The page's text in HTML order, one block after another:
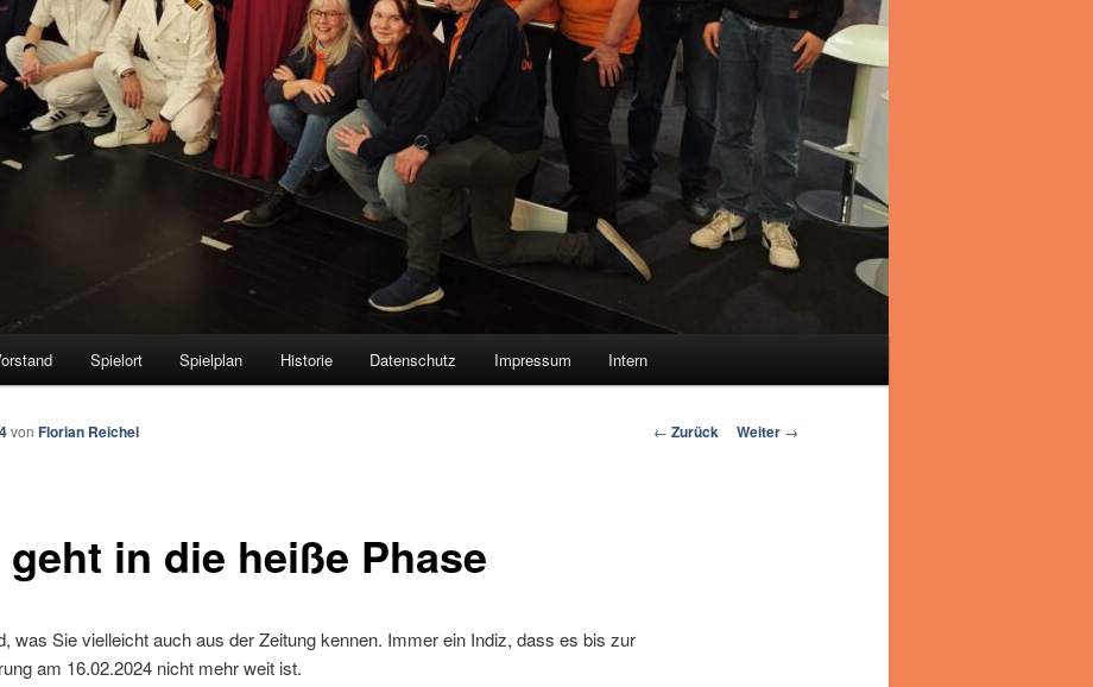
Spielort Spielplan Historie Datenschutz Impressum Intern
Beitrags-
← Zurück Weiter →
geht in die heiße Phase
von Florian Reichel
was Sie vielleicht auch aus der Zeitung kennen. Immer ein Indiz, dass es bis zur
am 16.02.2024 nicht mehr weit ist.